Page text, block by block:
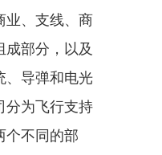
业、支线、商
成部分，以及
、导弹和电光
分为飞行支持
个不同的部